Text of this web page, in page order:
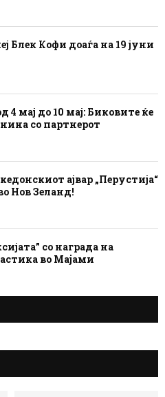
Блек Кофи доаѓа на 19 јуни
4 мај до 10 мај: Биковите ќе
со партнерот
ајвар „Перустија“
Нов Зеланд!
со награда на
во Мајами